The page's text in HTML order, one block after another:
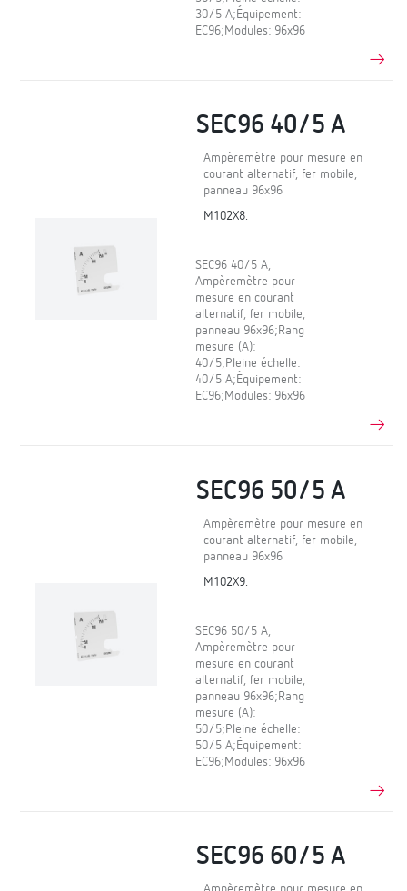
30/5 A;Équipement:
EC96;Modules: 96x96
SEC96 40/5 A
Ampèremètre pour mesure en
courant alternatif, fer mobile,
panneau 96x96
M102X8.
SEC96 40/5 A,
Ampèremètre pour
mesure en courant
alternatif, fer mobile,
panneau 96x96;Rang
mesure (A):
40/5;Pleine échelle:
40/5 A;Équipement:
EC96;Modules: 96x96
SEC96 50/5 A
Ampèremètre pour mesure en
courant alternatif, fer mobile,
panneau 96x96
M102X9.
SEC96 50/5 A,
Ampèremètre pour
mesure en courant
alternatif, fer mobile,
panneau 96x96;Rang
mesure (A):
50/5;Pleine échelle:
50/5 A;Équipement:
EC96;Modules: 96x96
SEC96 60/5 A